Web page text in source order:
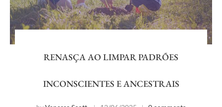
RENASÇA AO LIMPAR PADRÕES
INCONSCIENTES E ANCESTRAIS